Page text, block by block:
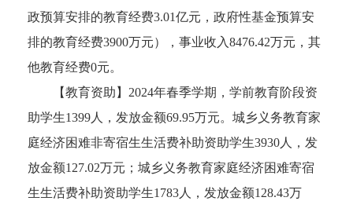
政预算安排的教育经费3.01亿元，政府性基金预算安
排的教育经费3900万元），事业收入8476.42万元，其
他教育经费0元。
【教育资助】2024年春季学期，学前教育阶段资
助学生1399人，发放金额69.95万元。城乡义务教育家
庭经济困难非寄宿生生活费补助资助学生3930人，发
放金额127.02万元；城乡义务教育家庭经济困难寄宿
生生活费补助资助学生1783人，发放金额128.43万